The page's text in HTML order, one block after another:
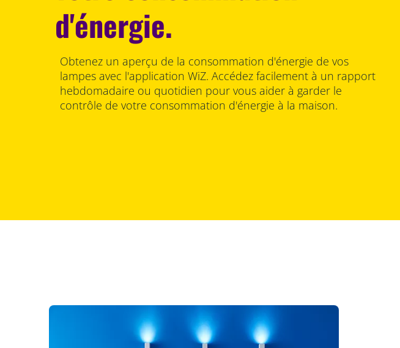
d'énergie.
Obtenez un aperçu de la consommation d'énergie de vos
lampes avec l'application WiZ. Accédez facilement à un rapport
hebdomadaire ou quotidien pour vous aider à garder le
contrôle de votre consommation d'énergie à la maison.